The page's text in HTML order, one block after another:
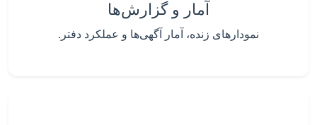
آمار و گزارش‌ها
نمودارهای زنده، آمار آگهی‌ها و عملکرد دفتر.